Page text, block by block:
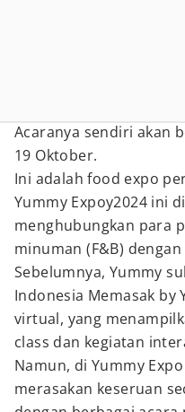
Acaranya sendiri akan
19 Oktober.
Ini adalah food expo
Yummy Expoy2024 ini
menghubungkan para
minuman (F&B)
Sebelumnya, Yummy
Indonesia Memasak by
virtual, yang
class dan kegiatan
Namun, di Yummy
merasakan keseruan